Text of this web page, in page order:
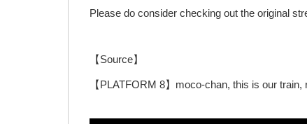
Please do consider checking out the original
【Source】
【PLATFORM 8】moco-chan, this is our train,